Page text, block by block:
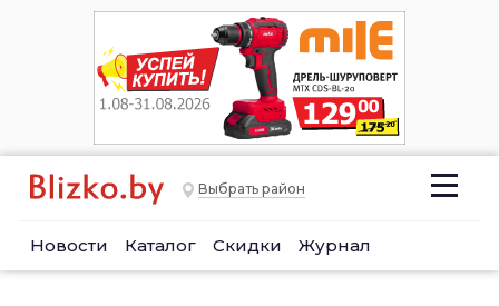
Выбрать район
Новости Каталог Скидки Журнал